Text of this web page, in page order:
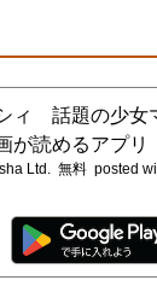
ィ 話題の少女
が読めるアプリ
Ltd. 無料 posted